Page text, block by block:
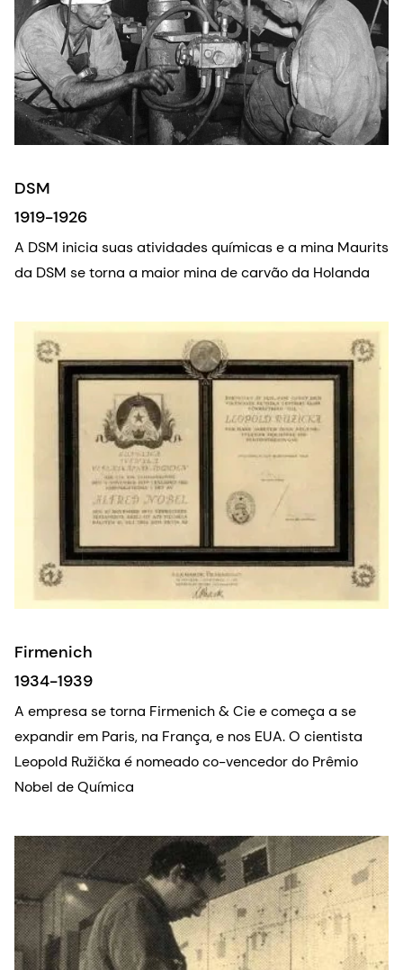
DSM
1919-1926
A DSM inicia suas atividades químicas e a mina Maurits
da DSM se torna a maior mina de carvão da Holanda
Firmenich
1934-1939
A empresa se torna Firmenich & Cie e começa a se
expandir em Paris, na França, e nos EUA. O cientista
Leopold Ružička é nomeado co-vencedor do Prêmio
Nobel de Química